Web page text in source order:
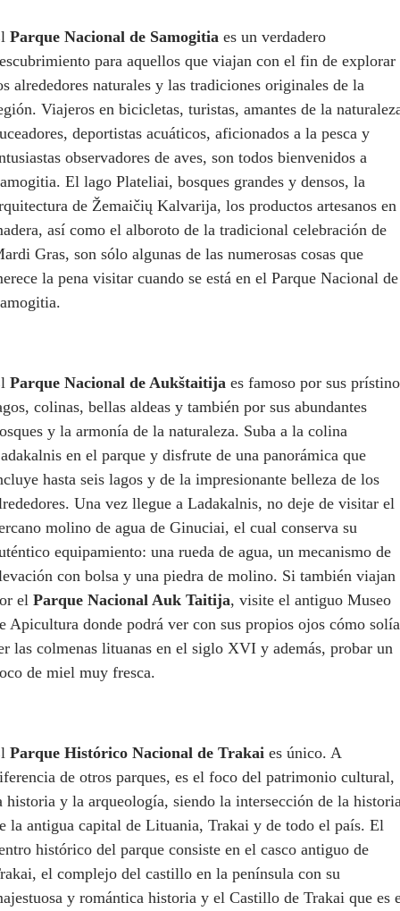
Parque Nacional de Samogitia es un verdadero
para aquellos que viajan con el fin de explorar
alrededores naturales y las tradiciones originales de la
Viajeros en bicicletas, turistas, amantes de la
deportistas acuáticos, aficionados a la pesca y
observadores de aves, son todos bienvenidos a
El lago Plateliai, bosques grandes y densos, la
de Žemaičių Kalvarija, los productos artesanos en
así como el alboroto de la tradicional celebración de
Gras, son sólo algunas de las numerosas cosas que
la pena visitar cuando se está en el Parque Nacional de
Parque Nacional de Aukštaitija es famoso por sus
colinas, bellas aldeas y también por sus abundantes
y la armonía de la naturaleza. Suba a la colina
en el parque y disfrute de una panorámica que
hasta seis lagos y de la impresionante belleza de los
Una vez llegue a Ladakalnis, no deje de visitar el
molino de agua de Ginuciai, el cual conserva su
equipamiento: una rueda de agua, un mecanismo de
con bolsa y una piedra de molino. Si también viajan
el Parque Nacional Auk Taitija, visite el antiguo Museo
Apicultura donde podrá ver con sus propios ojos cómo
las colmenas lituanas en el siglo XVI y además, probar un
de miel muy fresca.
Parque Histórico Nacional de Trakai es único. A
de otros parques, es el foco del patrimonio cultural,
historia y la arqueología, siendo la intersección de la
la antigua capital de Lituania, Trakai y de todo el país. El
histórico del parque consiste en el casco antiguo de
el complejo del castillo en la península con su
y romántica historia y el Castillo de Trakai que es